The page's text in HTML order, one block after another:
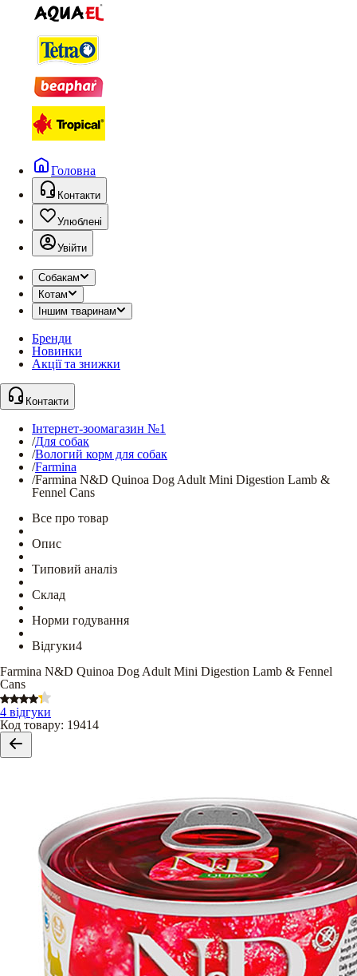
Головна
Контакти
Улюблені
Увійти
Собакам
Котам
Іншим тваринам
Бренди
Новинки
Акції та знижки
Контакти
Інтернет-зоомагазин №1
/Для собак
/Вологий корм для собак
/Farmina
/Farmina N&D Quinoa Dog Adult Mini Digestion Lamb &
Fennel Cans
Все про товар
Опис
Типовий аналіз
Склад
Норми годування
Відгуки4
Farmina N&D Quinoa Dog Adult Mini Digestion Lamb & Fennel
Cans
4 відгуки
Код товару: 19414